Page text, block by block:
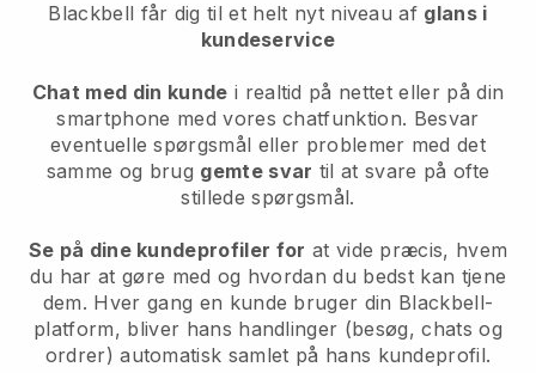
Blackbell får dig til et helt nyt niveau af glans i
kundeservice
Chat med din kunde i realtid på nettet eller på din
smartphone med vores chatfunktion. Besvar
eventuelle spørgsmål eller problemer med det
samme og brug gemte svar til at svare på ofte
stillede spørgsmål.
Se på dine kundeprofiler for at vide præcis, hvem
du har at gøre med og hvordan du bedst kan tjene
dem. Hver gang en kunde bruger din Blackbell-
platform, bliver hans handlinger (besøg, chats og
ordrer) automatisk samlet på hans kundeprofil.